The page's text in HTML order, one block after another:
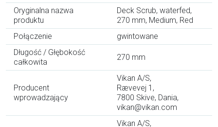
Oryginalna nazwa
produktu
Deck Scrub, waterfed,
270 mm, Medium, Red
Połączenie
gwintowane
Długość / Głębokość
całkowita
270 mm
Producent
wprowadzający
Vikan A/S,
Rævevej 1,
7800 Skive, Dania,
vikan@vikan.com
Vikan A/S,